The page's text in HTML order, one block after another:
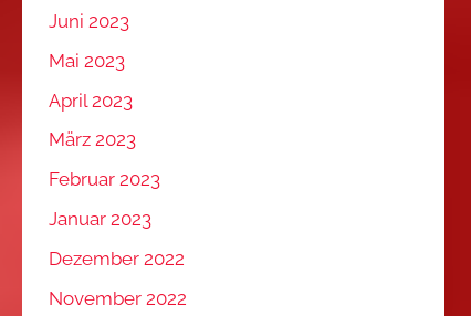
Juni 2023
Mai 2023
April 2023
März 2023
Februar 2023
Januar 2023
Dezember 2022
November 2022